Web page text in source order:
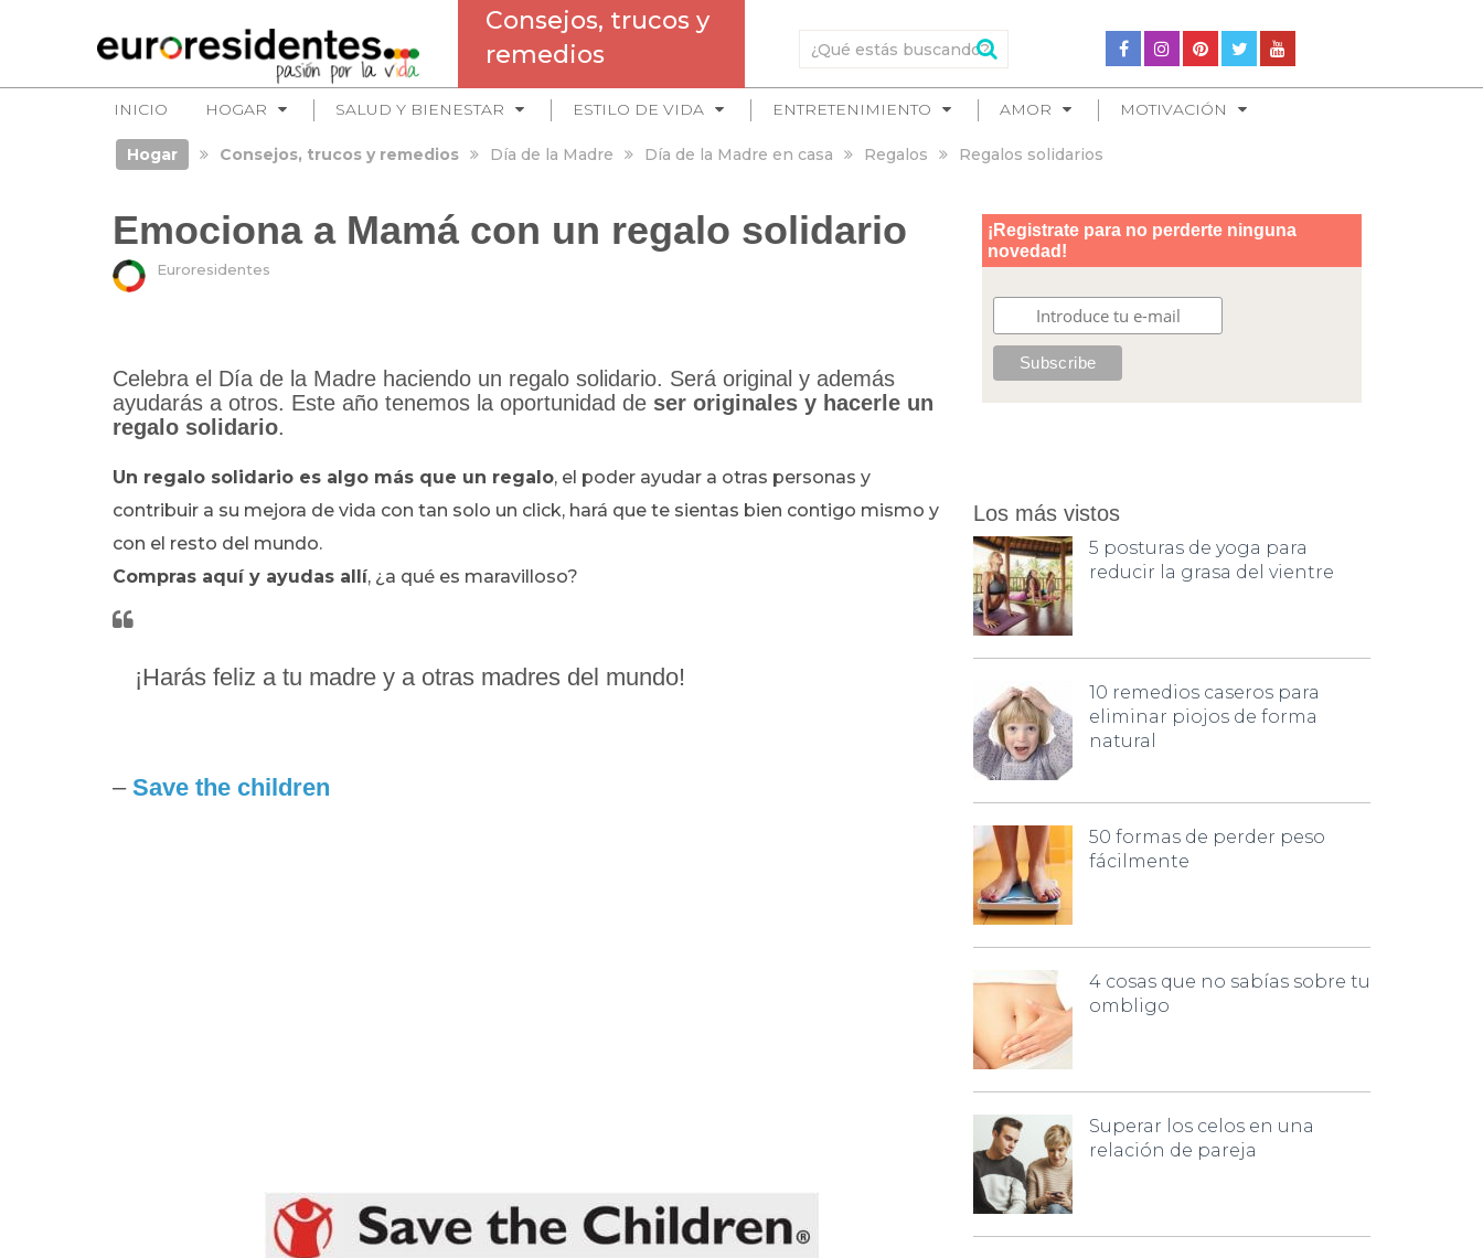
Consejos, trucos y
remedios
INICIO HOGAR SALUD Y BIENESTAR ESTILO DE VIDA ENTRETENIMIENTO AMOR MOTIVACIÓN
Hogar Consejos, trucos y remedios Día de la Madre Día de la Madre en casa Regalos Regalos solidarios
Emociona a Mamá con un regalo solidario
Euroresidentes
Celebra el Día de la Madre haciendo un regalo solidario. Será original y además
ayudarás a otros. Este año tenemos la oportunidad de ser originales y hacerle un
regalo solidario.
Un regalo solidario es algo más que un regalo, el poder ayudar a otras personas y
contribuir a su mejora de vida con tan solo un click, hará que te sientas bien contigo mismo y
con el resto del mundo.
Compras aquí y ayudas allí, ¿a qué es maravilloso?
¡Harás feliz a tu madre y a otras madres del mundo!
– Save the children
Los más vistos
5 posturas de yoga para
reducir la grasa del vientre
10 remedios caseros para
eliminar piojos de forma
natural
50 formas de perder peso
fácilmente
4 cosas que no sabías sobre tu
ombligo
Superar los celos en una
relación de pareja